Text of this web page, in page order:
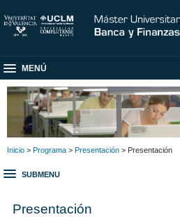
MENÚ
Inicio > Programa > Presentación > Presentación
SUBMENU
Presentación